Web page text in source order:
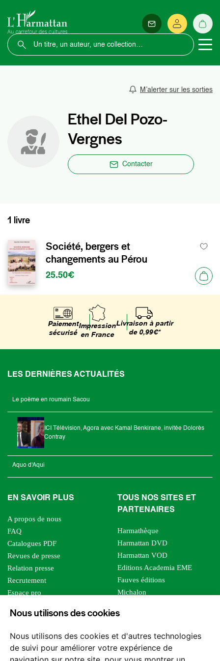
Nous utilisons des cookies
Nous utilisons des cookies et d'autres technologies
de suivi pour améliorer votre expérience de
M’alerter sur les sorties
Ethel Del Pozo-
Vergnes
Contacter
1 livre
Société, bergers et
changements au Pérou
25.50€
Paiement
sécurisé
Impression
en France
Livraison à partir
de 0,99€*
LES DERNIÈRES ACTUALITÉS
Le poème en roumain Sacou
ICI Télévision, Agora avec Kamal Benkirane, invitée Dolorès
Contray
Aquo d'Aqui
EN SAVOIR PLUS
A propos de nous
FAQ
Catalogues PDF
Revues de presse
Relation presse
Recrutement
Espace pro
Foreign rights
TOUS NOS SITES ET
PARTENAIRES
Harmathèque
Harmattan DVD
Harmattan VOD
Editions Academia EME
Fauves éditions
Michalon
Editions Sutton
Les impliqués
Tous les éditeurs